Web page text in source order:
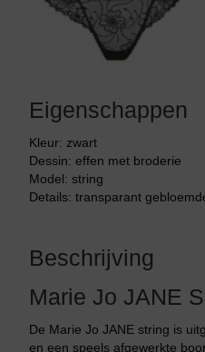
Eigenschappen
Kleur: zwart
Dessin: effen met broderie
Model: string
Details: transparant
Beschrijving
Marie Jo JANE
De Marie Jo JANE string is
en een speels afgewerkte